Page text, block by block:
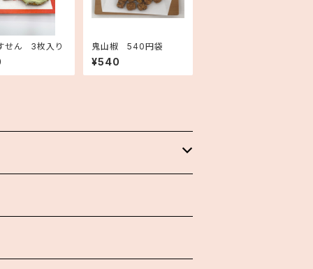
せん 3枚入り 鬼山椒 540円袋
¥540